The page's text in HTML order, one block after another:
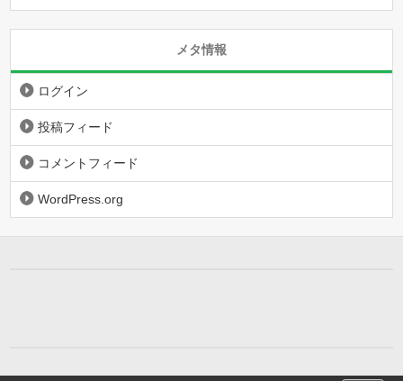
メタ情報
ログイン
投稿フィード
コメントフィード
WordPress.org